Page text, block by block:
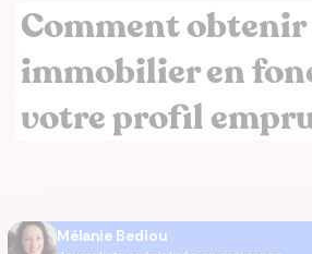
Comment
immobilier en
votre profil
Mélanie Bediou